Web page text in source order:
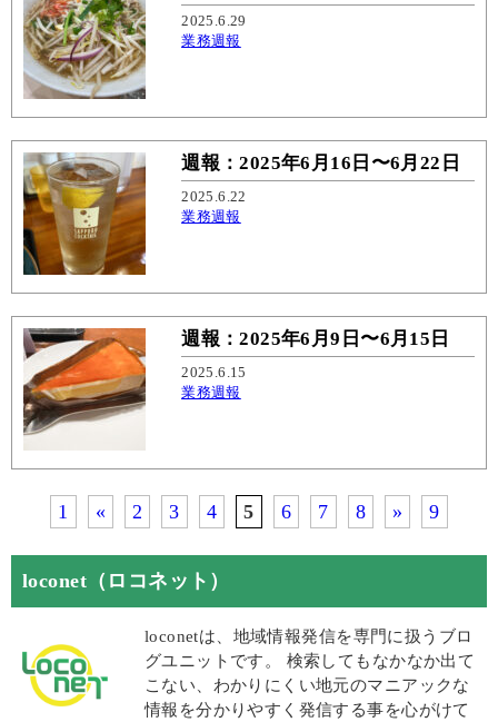
2025.6.29
業務週報
週報：2025年6月16日〜6月22日
2025.6.22
業務週報
週報：2025年6月9日〜6月15日
2025.6.15
業務週報
1 « 2 3 4 5 6 7 8 » 9
loconet（ロコネット）
loconetは、地域情報発信を専門に扱うブロ
グユニットです。 検索してもなかなか出て
こない、わかりにくい地元のマニアックな
情報を分かりやすく発信する事を心がけて